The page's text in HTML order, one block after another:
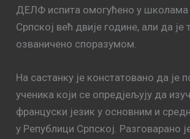
ДЕЛФ испита омогућено у школама
Српској већ двије године, али да је
озваничено споразумом.
На састанку је констатовано да је
ученика који се опредјељују да
француски језик у основним и
у Републици Српској. Разговарано